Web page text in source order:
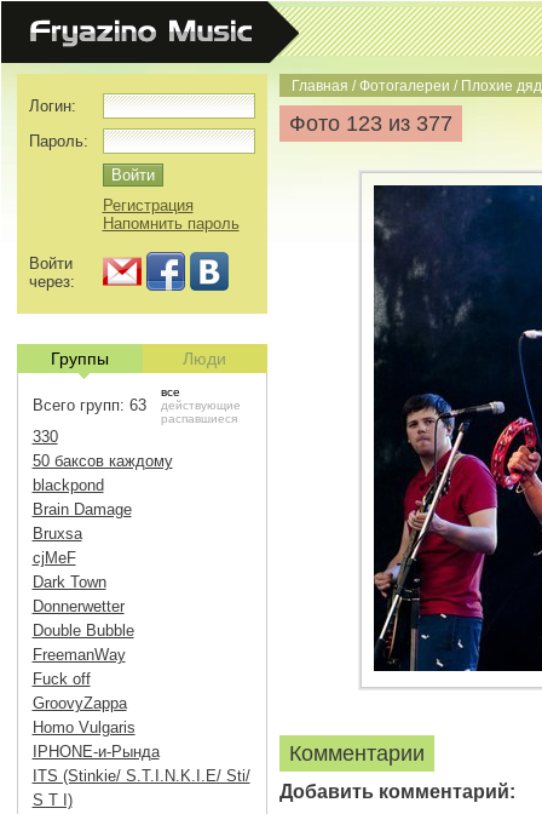
Главная /Фотогалереи / Плохие
Фото 123 из 377
Комментарии
Добавить комментарий:
Логин:
Пароль:
Регистрация
Напомнить пароль
Войти
через:
Группы Люди
Всего групп: 63
все
действующие
распавшиеся
330
50 баксов каждому
blackpond
Brain Damage
Bruxsa
cjMeF
Dark Town
Donnerwetter
Double Bubble
FreemanWay
Fuck off
GroovyZappa
Homo Vulgaris
IPHONE-и-Рында
ITS (Stinkie/ S.T.I.N.K.I.E/ Sti/
S T I)